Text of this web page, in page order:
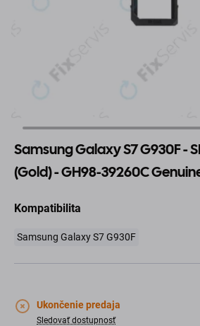
Samsung Galaxy S7 G930F -
(Gold) - GH98-39260C
Kompatibilita
Samsung Galaxy S7 G930F
Ukončenie predaja
Sledovať dostupnosť